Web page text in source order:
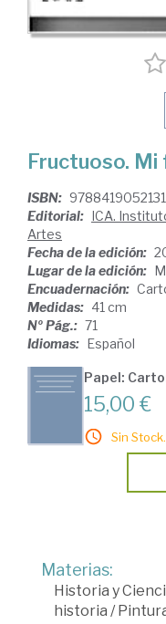
Fructuoso. Mi
ISBN: 9788419052131
Editorial: ICA.
Artes
Fecha de la edición:
Lugar de la edición:
Encuadernación:
Medidas: 41 cm
Nº Pág.: 71
Idiomas: Español
Papel:
15,00 €
Sin
Materias:
Historia y
historia /